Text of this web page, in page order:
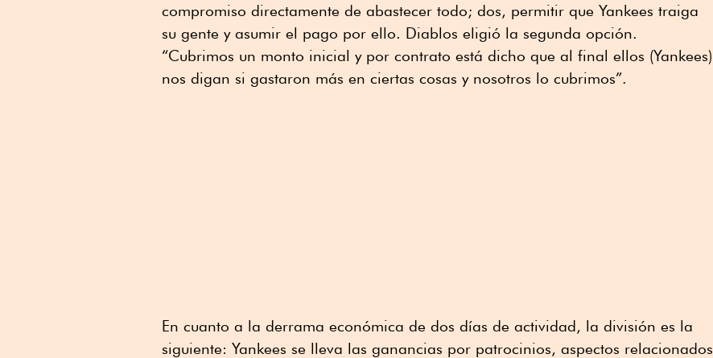
compromiso directamente de abastecer todo; dos, permitir que Yankees traiga
su gente y asumir el pago por ello. Diablos eligió la segunda opción.
“Cubrimos un monto inicial y por contrato está dicho que al final ellos (Yankees)
nos digan si gastaron más en ciertas cosas y nosotros lo cubrimos”.
En cuanto a la derrama económica de dos días de actividad, la división es la
siguiente: Yankees se lleva las ganancias por patrocinios, aspectos relacionados